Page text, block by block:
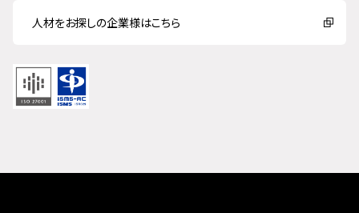
人材をお探しの企業様はこちら